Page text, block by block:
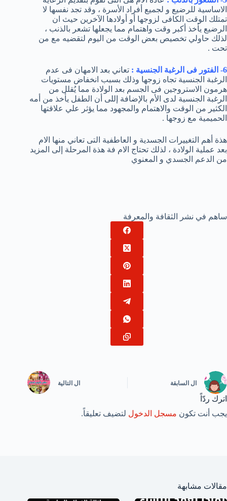
الاساسية للرضيع و لجميع أفراد الأسرة ، وقد تجد نفسها لا
تمتلك الوقت الكافى لزوجها أو أولادها الآخرين حيث ان
الرضيع يأخذ أكبر وقت واهتمام مما يجعلها تشعر بالذنب ،
لذلك حاولي تخصيص بعض الوقت من اليوم لتقضيه مع من
تحت .
6- الفتور فى الرغبة الجنسية :
تعاني بعد الامهان فى عدم
الرغبة الجنسية تجاه زوجها وذلك بسبب انخفاض مستويات
هرمون الاستروجين فى الجسم بعد الولادة مما يُقلل من
الرغبة الجنسية لدى الأم بالإضافة إللى أن الطفل يأخذ من أمه
الكثير من الوقت والاهتمام والمجهود مما يؤثر علي علاقتها
الحميمية مع زوجها .
هذة أهم التغييرات الجسدية و العاطفية التى تعاني منها الام
بعد عملية الولادة ، لذلك تحتاج الام فة هذة المرحلة إلى المزيد
من الدعم الجسدي و المعنوي
ساهم في نشر الثقافة والمعرفة
ال السابقة ال التالية
اترك ردّاً
يجب أنت تكون مسجل الدخول لتضيف تعليقاً.
مقالات مشابهة